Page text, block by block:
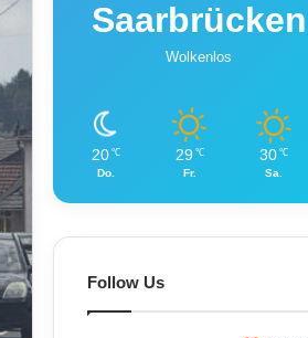
Saarbrücken
Wolkenlos
20 ℃
Do.
29 ℃
Fr.
30 ℃
Sa.
Follow Us